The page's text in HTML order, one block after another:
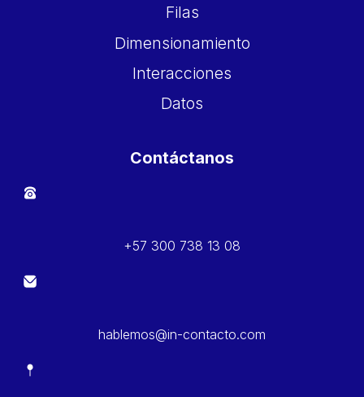
Filas
Dimensionamiento
Interacciones
Datos
Contáctanos
+57 300 738 13 08
hablemos@in-contacto.com